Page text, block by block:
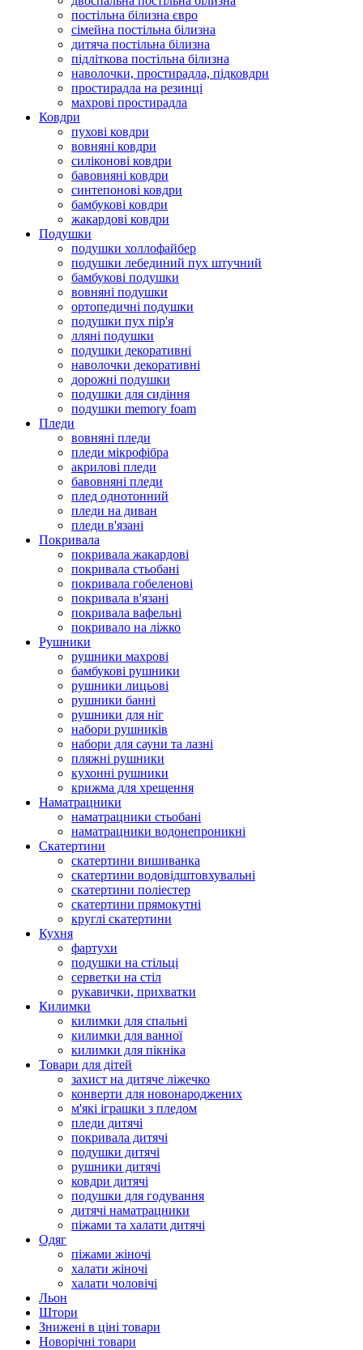
постільна білизна євро
сімейна постільна білизна
дитяча постільна білизна
підліткова постільна білизна
наволочки, простирадла, підковдри
простирадла на резинці
махрові простирадла
Ковдри
пухові ковдри
вовняні ковдри
силіконові ковдри
бавовняні ковдри
синтепонові ковдри
бамбукові ковдри
жакардові ковдри
Подушки
подушки холлофайбер
подушки лебединий пух штучний
бамбукові подушки
вовняні подушки
ортопедичні подушки
подушки пух пір'я
лляні подушки
подушки декоративні
наволочки декоративні
дорожні подушки
подушки для сидіння
подушки memory foam
Пледи
вовняні пледи
пледи мікрофібра
акрилові пледи
бавовняні пледи
плед однотонний
пледи на диван
пледи в'язані
Покривала
покривала жакардові
покривала стьобані
покривала гобеленові
покривала в'язані
покривала вафельні
покривало на ліжко
Рушники
рушники махрові
бамбукові рушники
рушники лицьові
рушники банні
рушники для ніг
набори рушників
набори для сауни та лазні
пляжні рушники
кухонні рушники
крижма для хрещення
Наматрацники
наматрацники стьобані
наматрацники водонепроникні
Скатертини
скатертини вишиванка
скатертини водовідштовхувальні
скатертини поліестер
скатертини прямокутні
круглі скатертини
Кухня
фартухи
подушки на стільці
серветки на стіл
рукавички, прихватки
Килимки
килимки для спальні
килимки для ванної
килимки для пікніка
Товари для дітей
захист на дитяче ліжечко
конверти для новонароджених
м'які іграшки з пледом
пледи дитячі
покривала дитячі
подушки дитячі
рушники дитячі
ковдри дитячі
подушки для годування
дитячі наматрацники
піжами та халати дитячі
Одяг
піжами жіночі
халати жіночі
халати чоловічі
Льон
Штори
Знижені в ціні товари
Новорічні товари